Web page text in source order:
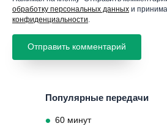
обработку персональных данных и
конфиденциальности
Популярные передачи
60 минут